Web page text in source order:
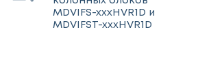
MDVIFS-xxxHVR1D и
MDVIFST-xxxHVR1D